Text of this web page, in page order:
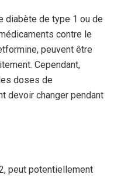
diabète de type 1 ou de
contre le
peuvent être
Cependant,
doses de
devoir changer pendant
peut potentiellement